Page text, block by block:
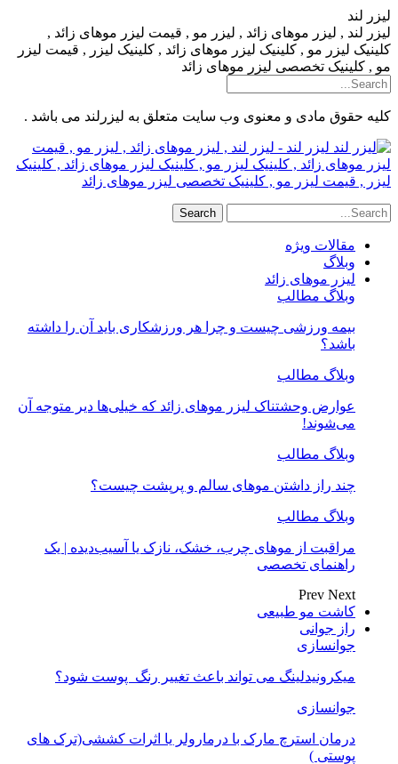
لیزر لند
لیزر لند , لیزر موهای زائد , لیزر مو , قیمت لیزر موهای زائد ,
کلینیک لیزر مو , کلینیک لیزر موهای زائد , کلینیک لیزر , قیمت لیزر
مو , کلینیک تخصصی لیزر موهای زائد
کلیه حقوق مادی و معنوی وب سایت متعلق به لیزرلند می باشد .
لیزر لند - لیزر لند , لیزر موهای زائد , لیزر مو , قیمت
لیزر موهای زائد , کلینیک لیزر مو , کلینیک لیزر موهای زائد , کلینیک
لیزر , قیمت لیزر مو , کلینیک تخصصی لیزر موهای زائد
مقالات ویژه
وبلاگ
لیزر موهای زائد
وبلاگ مطالب
بیمه ورزشی چیست و چرا هر ورزشکاری باید آن را داشته
باشد؟
وبلاگ مطالب
عوارض وحشتناک لیزر موهای زائد که خیلی‌ها دیر متوجه آن
می‌شوند!
وبلاگ مطالب
چند راز داشتن موهای سالم و پرپشت چیست؟
وبلاگ مطالب
مراقبت از موهای چرب، خشک، نازک یا آسیب‌دیده | یک
راهنمای تخصصی
Prev Next
کاشت مو طبیعی
راز جوانی
جوانسازی
میکرونیدلینگ می تواند باعث تغییر رنگ ‍ پوست شود؟
جوانسازی
درمان استرچ مارک با درمارولر یا اثرات کششی(ترک های
پوستی )